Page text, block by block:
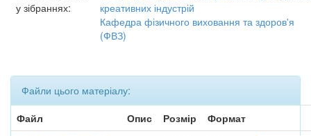
у зібраннях:
креативних індустрій
Кафедра фізичного виховання та здоров'я
(ФВЗ)
Файли цього матеріалу:
Файл
Опис Розмір
Формат